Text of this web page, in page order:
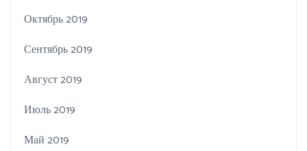
Октябрь 2019
Сентябрь 2019
Август 2019
Июль 2019
Май 2019